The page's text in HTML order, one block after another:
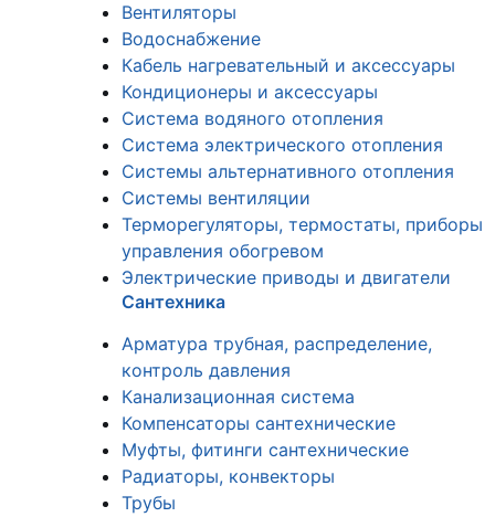
Вентиляторы
Водоснабжение
Кабель нагревательный и аксессуары
Кондиционеры и аксессуары
Система водяного отопления
Система электрического отопления
Системы альтернативного отопления
Системы вентиляции
Терморегуляторы, термостаты, приборы
управления обогревом
Электрические приводы и двигатели
Сантехника
Арматура трубная, распределение,
контроль давления
Канализационная система
Компенсаторы сантехнические
Муфты, фитинги сантехнические
Радиаторы, конвекторы
Трубы